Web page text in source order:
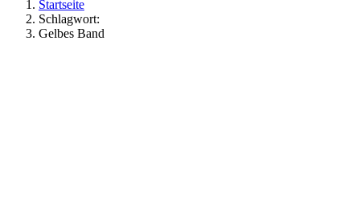
Startseite
Schlagwort:
Gelbes Band